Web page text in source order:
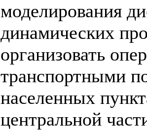
моделирования
динамических
организовать
транспортными
населенных
центральной